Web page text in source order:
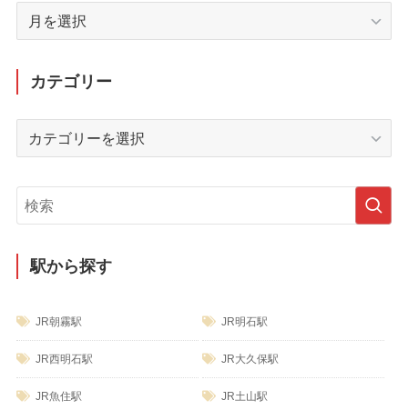
イ
ブ
カテゴリー
リ
ー
駅から探す
JR朝霧駅 JR明石駅
JR西明石駅 JR大久保駅
JR魚住駅 JR土山駅